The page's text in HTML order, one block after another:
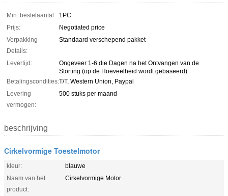
Min. bestelaantal: 1PC
Prijs:
Negotiated price
Verpakking
Details:
Standaard verschepend pakket
Levertijd:
Ongeveer 1-6 die Dagen na het Ontvangen van de
Storting (op de Hoeveelheid wordt gebaseerd)
Betalingscondities:T/T, Western Union, Paypal
Levering
vermogen:
500 stuks per maand
beschrijving
Cirkelvormige Toestelmotor
kleur:
blauwe
Naam van het
product:
Cirkelvormige Motor